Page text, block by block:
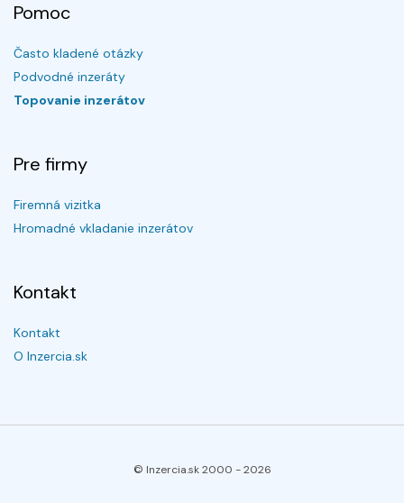
Pomoc
Často kladené otázky
Podvodné inzeráty
Topovanie inzerátov
Pre firmy
Firemná vizitka
Hromadné vkladanie inzerátov
Kontakt
Kontakt
O Inzercia.sk
© Inzercia.sk 2000 -2026